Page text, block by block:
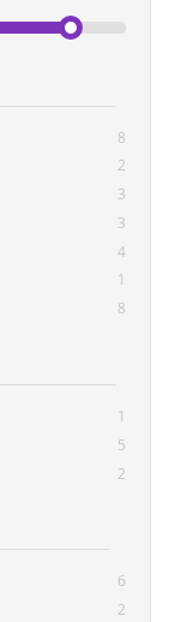
8
2
3
3
4
1
8
1
5
2
6
2